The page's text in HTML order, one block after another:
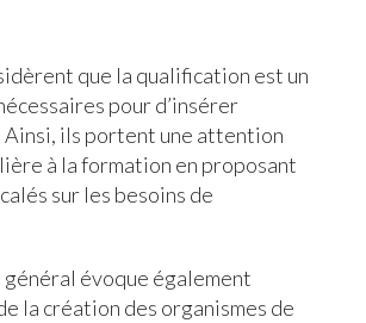
que la qualification est un
pour d’insérer
Ainsi, ils portent une attention
à la formation en proposant
sur les besoins de
évoque également
la création des organismes de